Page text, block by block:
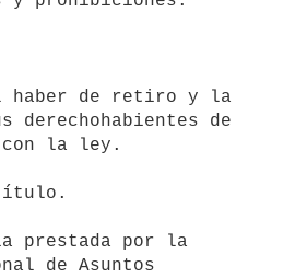
haber de retiro y la
derechohabientes de
prestada por la
de Asuntos